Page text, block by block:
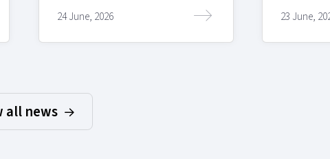
24 June, 2026 23 June,
all news